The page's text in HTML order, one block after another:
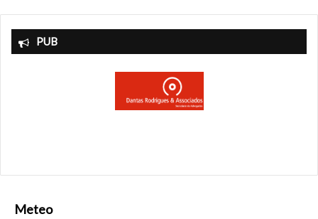
PUB
Meteo